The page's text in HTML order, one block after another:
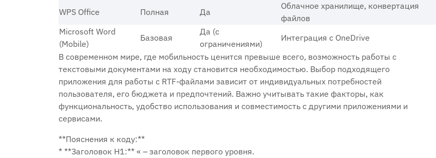
WPS Office
Полная Да
Облачное хранилище‚ конвертация
файлов
Microsoft Word
(Mobile)
Базовая
Да (с
ограничениями)
Интеграция с OneDrive
В современном мире‚ где мобильность ценится превыше всего‚ возможность работы с
текстовыми документами на ходу становится необходимостью. Выбор подходящего
приложения для работы с RTF-файлами зависит от индивидуальных потребностей
пользователя‚ его бюджета и предпочтений. Важно учитывать такие факторы‚ как
функциональность‚ удобство использования и совместимость с другими приложениями и
сервисами.
**Пояснения к коду:**
* **Заголовок H1:** « – заголовок первого уровня.